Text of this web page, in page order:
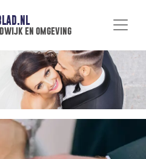
en omgeving